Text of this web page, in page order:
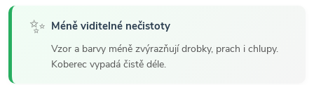
✨ Méně viditelné nečistoty
Vzor a barvy méně zvýrazňují drobky, prach i chlupy.
Koberec vypadá čistě déle.